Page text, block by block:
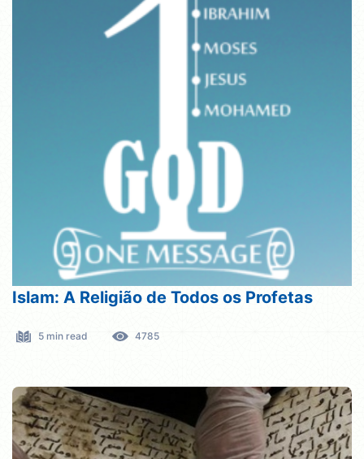
Islam: A Religião de Todos os Profetas
5 min read 4785